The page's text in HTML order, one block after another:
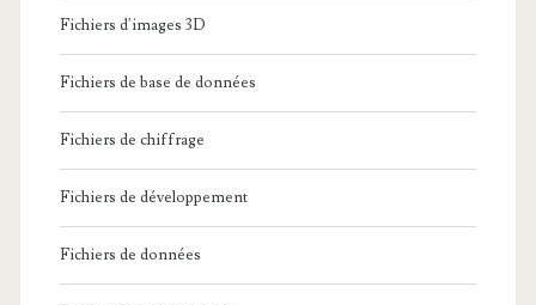
Fichiers d'images 3D
Fichiers de base de données
Fichiers de chiffrage
Fichiers de développement
Fichiers de données